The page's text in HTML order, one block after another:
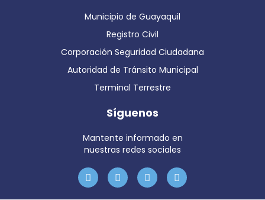
Municipio de Guayaquil
Registro Civil
Corporación Seguridad Ciudadana
Autoridad de Tránsito Municipal
Terminal Terrestre
Síguenos
Mantente informado en
nuestras redes sociales